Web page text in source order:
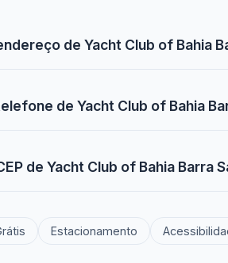
de Yacht Club of Bahia
de Yacht Club of Bahia
de Yacht Club of Bahia Barra
Estacionamento